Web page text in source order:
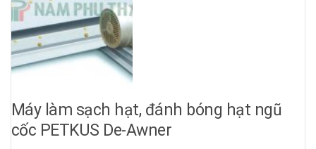
Máy làm sạch hạt, đánh bóng hạt ngũ
cốc PETKUS De-Awner